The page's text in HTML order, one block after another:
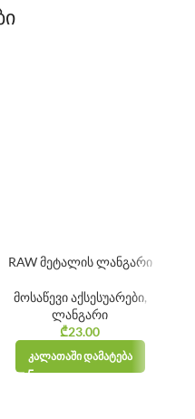
RAW მეტალის ლანგარი
მოსაწევი აქსესუარები,
ლანგარი
₾23.00
ᲙᲐᲚᲐᲗᲐᲨᲘ ᲓᲐᲛᲐᲢᲔᲑᲐ